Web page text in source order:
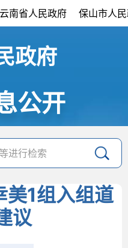
云南省人民政府 保山市人
政府
公开
美1组入组道
议